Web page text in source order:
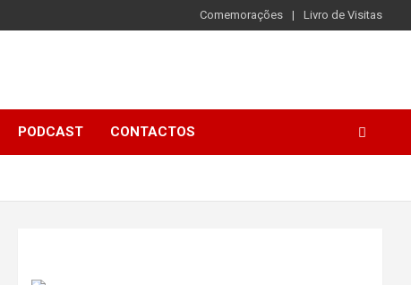
Comemorações Livro de Visitas
PODCAST CONTACTOS